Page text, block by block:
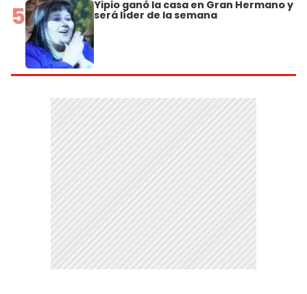
5 Yipio ganó la casa en Gran Hermano y
será líder de la semana